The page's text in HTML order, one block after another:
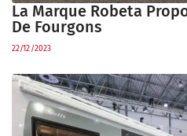
La Marque Robeta
De Fourgons
22/12/2023